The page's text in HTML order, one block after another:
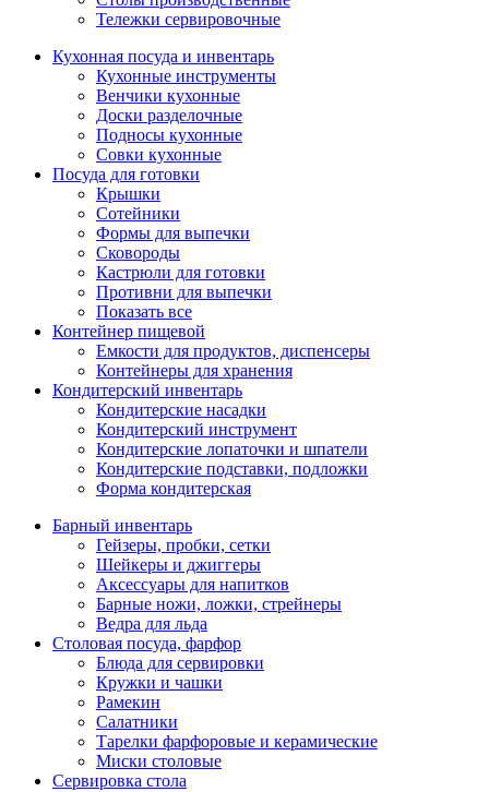
Тележки сервировочные
Кухонная посуда и инвентарь
Кухонные инструменты
Венчики кухонные
Доски разделочные
Подносы кухонные
Совки кухонные
Посуда для готовки
Крышки
Сотейники
Формы для выпечки
Сковороды
Кастрюли для готовки
Противни для выпечки
Показать все
Контейнер пищевой
Емкости для продуктов, диспенсеры
Контейнеры для хранения
Кондитерский инвентарь
Кондитерские насадки
Кондитерский инструмент
Кондитерские лопаточки и шпатели
Кондитерские подставки, подложки
Форма кондитерская
Барный инвентарь
Гейзеры, пробки, сетки
Шейкеры и джиггеры
Аксессуары для напитков
Барные ножи, ложки, стрейнеры
Ведра для льда
Столовая посуда, фарфор
Блюда для сервировки
Кружки и чашки
Рамекин
Салатники
Тарелки фарфоровые и керамические
Миски столовые
Сервировка стола